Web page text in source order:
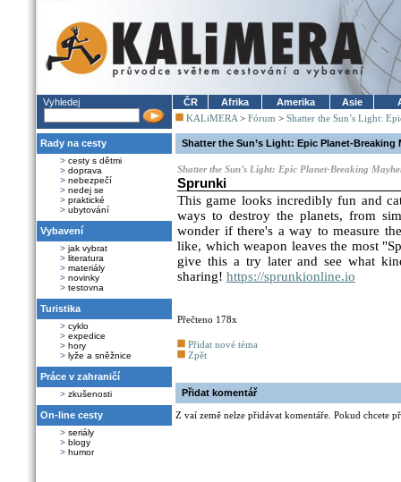
Vyhledej
Rady na cesty
> cesty s dětmi
> doprava
> nebezpečí
> nedej se
> praktické
> ubytování
Vybavení
> jak vybrat
> literatura
> materiály
> novinky
> testovna
Turistika
> cyklo
> expedice
> hory
> lyže a sněžnice
Práce v zahraničí
> zkušenosti
On-line cesty
> seriály
> blogy
> humor
ČR Afrika Amerika Asie
KALiMERA > Fórum > Shatter the Sun’s Light:
Shatter the Sun’s Light: Epic Planet-Breaking
Shatter the Sun’s Light: Epic Planet-Breaking
Sprunki
This game looks incredibly fun and
ways to destroy the planets, from
wonder if there's a way to measure
like, which weapon leaves the most
give this a try later and see what
sharing! https://sprunkionline.io
Přečteno 178x
Přidat nové téma
Zpět
Přidat komentář
Z vaí země nelze přidávat komentáře. Pokud chcete